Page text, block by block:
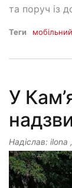
та поруч із
Теги
У
Надіслав: ilona